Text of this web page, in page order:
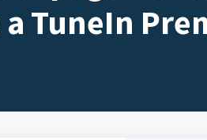
TuneIn